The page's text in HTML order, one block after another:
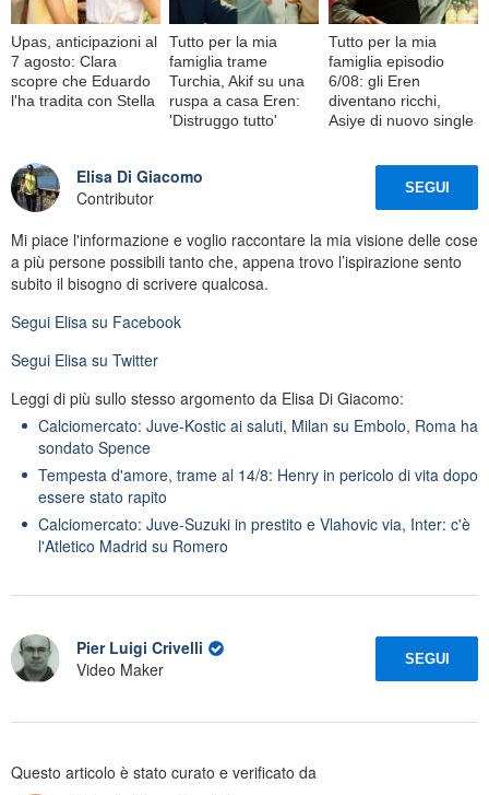
Upas, anticipazioni al
7 agosto: Clara
scopre che Eduardo
l'ha tradita con Stella
Tutto per la mia
famiglia trame
Turchia, Akif su una
ruspa a casa Eren:
'Distruggo tutto'
Tutto per la mia
famiglia episodio
6/08: gli Eren
diventano ricchi,
Asiye di nuovo single
Elisa Di Giacomo
Contributor
SEGUI
Mi piace l'informazione e voglio raccontare la mia visione delle cose
a più persone possibili tanto che, appena trovo l’ispirazione sento
subito il bisogno di scrivere qualcosa.
Segui Elisa su Facebook
Segui Elisa su Twitter
Leggi di più sullo stesso argomento da Elisa Di Giacomo:
Calciomercato: Juve-Kostic ai saluti, Milan su Embolo, Roma ha
sondato Spence
Tempesta d'amore, trame al 14/8: Henry in pericolo di vita dopo
essere stato rapito
Calciomercato: Juve-Suzuki in prestito e Vlahovic via, Inter: c'è
l'Atletico Madrid su Romero
Pier Luigi Crivelli
Video Maker
SEGUI
Questo articolo è stato curato e verificato da